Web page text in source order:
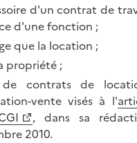
d'un contrat de
d'une fonction ;
que la location ;
propriété ;
contrats de
vente visés à l'
, dans sa
2010.